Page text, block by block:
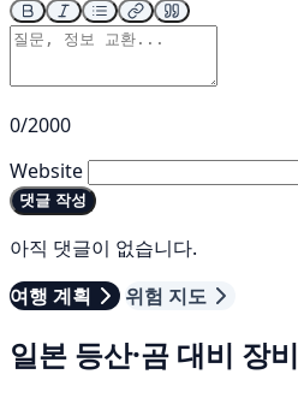
0/2000
Website
댓글 작성
아직 댓글이 없습니다.
여행 계획
위험 지도
일본 등산·곰 대비 장비